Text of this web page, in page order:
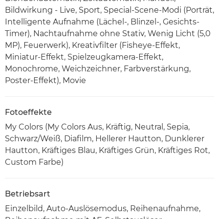
Bildwirkung - Live, Sport, Special-Scene-Modi (Porträt,
Intelligente Aufnahme (Lächel-, Blinzel-, Gesichts-
Timer), Nachtaufnahme ohne Stativ, Wenig Licht (5,0
MP), Feuerwerk), Kreativfilter (Fisheye-Effekt,
Miniatur-Effekt, Spielzeugkamera-Effekt,
Monochrome, Weichzeichner, Farbverstärkung,
Poster-Effekt), Movie
Fotoeffekte
My Colors (My Colors Aus, Kräftig, Neutral, Sepia,
Schwarz/Weiß, Diafilm, Hellerer Hautton, Dunklerer
Hautton, Kräftiges Blau, Kräftiges Grün, Kräftiges Rot,
Custom Farbe)
Betriebsart
Einzelbild, Auto-Auslösemodus, Reihenaufnahme,